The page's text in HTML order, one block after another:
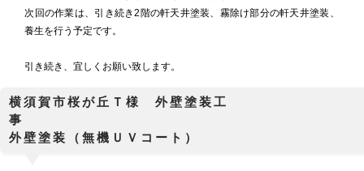
次回の作業は、引き続き2階の軒天井塗装、霧除け部分の軒天井塗装、
養生を行う予定です。
引き続き、宜しくお願い致します。
横須賀市桜が丘Ｔ様 外壁塗装工
外壁塗装（無機ＵＶコート）